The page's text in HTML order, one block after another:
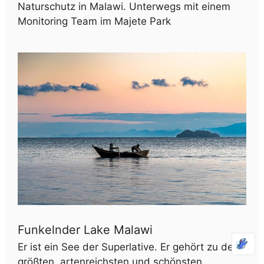
Naturschutz in Malawi. Unterwegs mit einem
Monitoring Team im Majete Park
Funkelnder Lake Malawi
Er ist ein See der Superlative. Er gehört zu den
größten, artenreichsten und schönsten